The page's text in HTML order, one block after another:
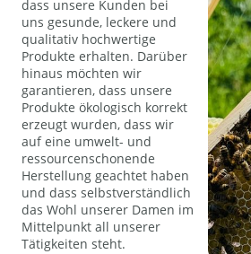
dass unsere Kunden bei
uns gesunde, leckere und
qualitativ hochwertige
Produkte erhalten. Darüber
hinaus möchten wir
garantieren, dass unsere
Produkte ökologisch korrekt
erzeugt wurden, dass wir
auf eine umwelt- und
ressourcenschonende
Herstellung geachtet haben
und dass selbstverständlich
das Wohl unserer Damen im
Mittelpunkt all unserer
Tätigkeiten steht.